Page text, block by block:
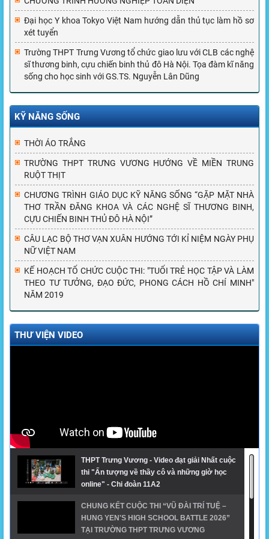
Đại học Y khoa Tokyo Việt Nam hướng dẫn thủ tục làm hồ sơ
xét tuyển
Trường THPT Trưng Vương tổ chức giao lưu với CLB các nghệ
sĩ thương binh, cựu chiến binh thủ đô Hà Nội. Tọa đàm kĩ năng
sống cho học sinh với GS.TS. Nguyễn Lân Dũng
KỸ NĂNG SỐNG
THỜI ÁO TRẮNG
TRƯỜNG THPT TRƯNG VƯƠNG HƯỚNG VỀ MIỀN TRUNG
RUỘT THỊT
CHƯƠNG TRÌNH GIÁO DỤC KỸ NĂNG SỐNG “GẶP MẶT NHÀ
THƠ TRẦN ĐĂNG KHOA VÀ CÁC NGHỆ SĨ THƯƠNG BINH,
CỰU CHIẾN BINH THỦ ĐÔ HÀ NỘI”
CÂU LẠC BỘ THƠ VẠN XUÂN HƯỚNG TỚI KỈ NIỆM NGÀY PHỤ
NỮ VIỆT NAM
KẾ HOẠCH TỔ CHỨC CUỘC THI: "TUỔI TRẺ HỌC TẬP VÀ LÀM
THEO TƯ TƯỞNG, ĐẠO ĐỨC, PHONG CÁCH HỒ CHÍ MINH"
NĂM 2019
THƯ VIỆN VIDEO
THPT Trưng Vương - Video đạt giải Nhất cuộc
thi "Ấn tượng về thầy cô và những giờ học
online" - Chi đoàn 11A2
CHUNG KẾT CUỘC THI “VŨ ĐÀI TRÍ TUỆ –
HUNG YEN'S HIGH SCHOOL BATTLE 2026”
TẠI TRƯỜNG THPT TRƯNG VƯƠNG